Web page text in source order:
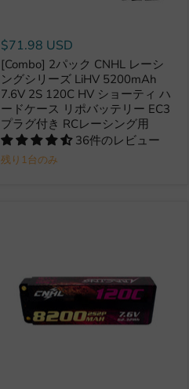
$71.98 USD
[Combo] 2パック CNHL レーシ
ングシリーズ LiHV 5200mAh
7.6V 2S 120C HV ショーティ ハ
ードケース リポバッテリー EC3
プラグ付き RCレーシング用
36件のレビュー
残り1台のみ